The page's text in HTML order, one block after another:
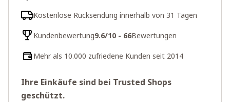
Kostenlose Rücksendung innerhalb von 31 Tagen
Kundenbewertung9.6/10 - 66Bewertungen
Mehr als 10.000 zufriedene Kunden seit 2014
Ihre Einkäufe sind bei Trusted Shops
geschützt.